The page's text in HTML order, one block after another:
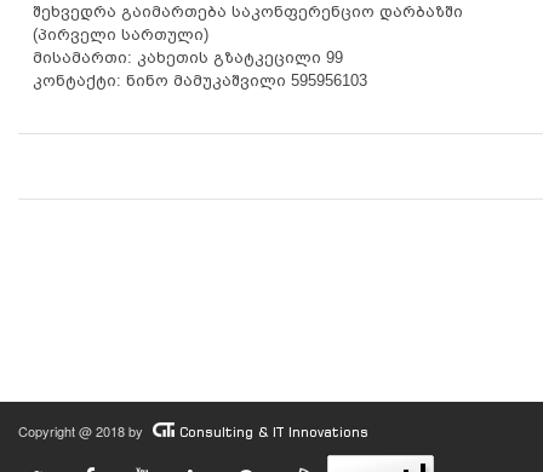
შეხვედრა გაიმართება საკონფერენციო დარბაზში
(პირველი სართული)
მისამართი: კახეთის გზატკეცილი 99
კონტაქტი: ნინო მამუკაშვილი 595956103
Copyright @ 2018 by Consulting & IT Innovations